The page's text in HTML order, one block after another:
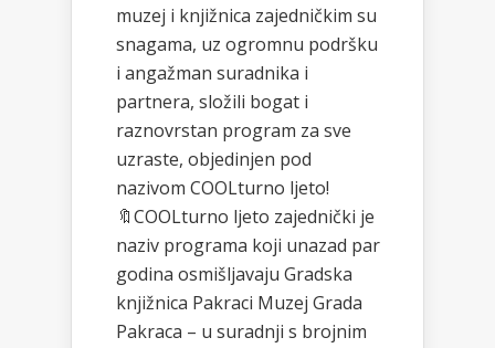
muzej i knjižnica zajedničkim su
snagama, uz ogromnu podršku
i angažman suradnika i
partnera, složili bogat i
raznovrstan program za sve
uzraste, objedinjen pod
nazivom COOLturno ljeto!
🔖COOLturno ljeto zajednički je
naziv programa koji unazad par
godina osmišljavaju Gradska
knjižnica Pakraci Muzej Grada
Pakraca – u suradnji s brojnim